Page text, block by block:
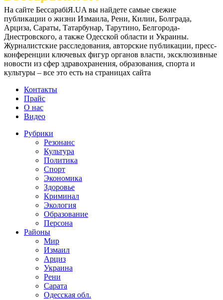
На сайте БессарабіЯ.UA вы найдете самые свежие
публикации о жизни Измаила, Рени, Килии, Болграда,
Арциза, Сараты, Татарбунар, Тарутино, Белгорода-
Днестровского, а также Одесской области и Украины.
Журналистские расследования, авторские публикации, пресс-
конференции ключевых фигур органов власти, эксклюзивные
новости из сфер здравохранения, образования, спорта и
культуры – все это есть на страницах сайта
Контакты
Прайс
О нас
Видео
Рубрики
Резонанс
Культура
Политика
Спорт
Экономика
Здоровье
Криминал
Экология
Образование
Персона
Районы
Мир
Измаил
Арциз
Украина
Рени
Сарата
Одесская обл.